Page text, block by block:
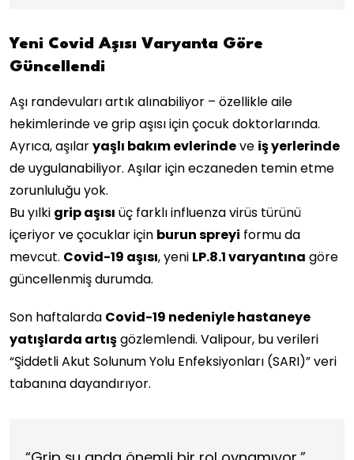
Yeni Covid Aşısı Varyanta Göre
Güncellendi
Aşı randevuları artık alınabiliyor – özellikle aile
hekimlerinde ve grip aşısı için çocuk doktorlarında.
Ayrıca, aşılaryaşlı bakım evlerindeve iş yerlerinde
de uygulanabiliyor. Aşılar için eczaneden temin etme
zorunluluğu yok.
Bu yılki grip aşısı üç farklı influenza virüs türünü
içeriyor ve çocuklar için burun spreyi formu da
mevcut. Covid-19 aşısı, yeni LP.8.1 varyantına göre
güncellenmiş durumda.
Son haftalarda Covid-19 nedeniyle hastaneye
yatışlarda artışgözlemlendi. Valipour, bu verileri
“Şiddetli Akut Solunum Yolu Enfeksiyonları (SARI)” veri
tabanına dayandırıyor.